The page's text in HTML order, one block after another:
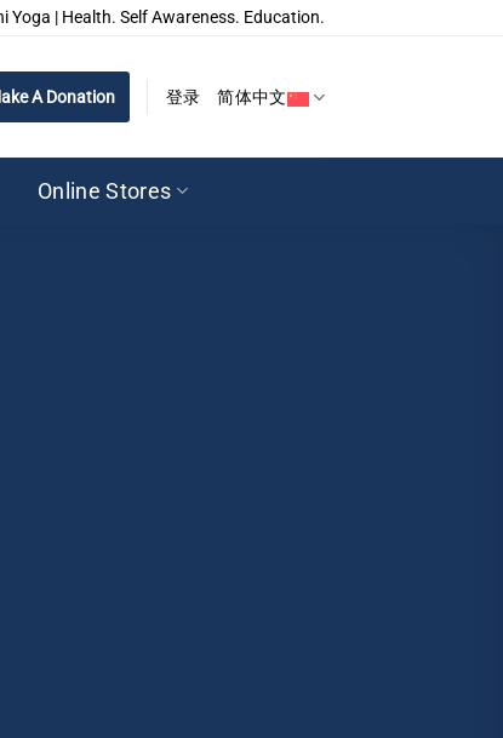
Yoga | Health. Self Awareness. Education.
A Donation 登录 简体中文
Online Stores